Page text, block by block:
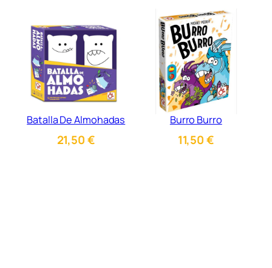
Batalla De Almohadas
21,50€
Burro Burro
11,50€